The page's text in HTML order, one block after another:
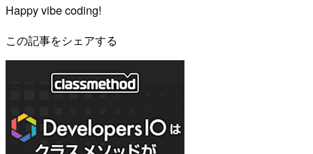
Happy vibe coding!
この記事をシェアする